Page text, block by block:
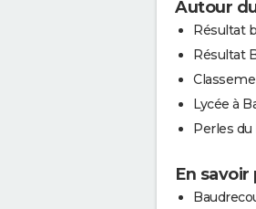
Autour
Résultat
Résultat
Lycée à
Perles du
En